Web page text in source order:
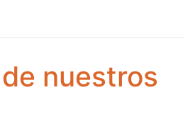
nuestros